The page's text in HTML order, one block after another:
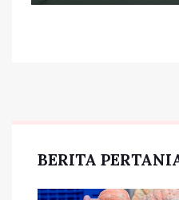
BERITA